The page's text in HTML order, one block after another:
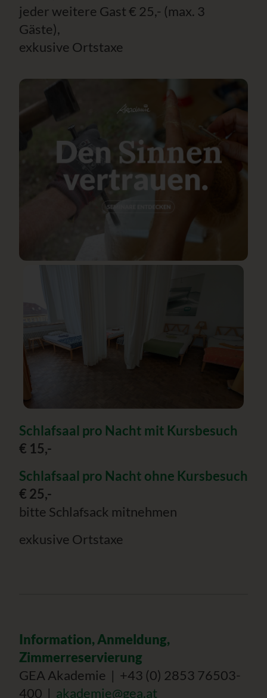
jeder weitere Gast € 25,- (max. 3
Gäste),
exkusive Ortstaxe
Schlafsaal pro Nacht mit Kursbesuch
€ 15,-
Schlafsaal pro Nacht ohne Kursbesuch
€ 25,-
bitte Schlafsack mitnehmen
exkusive Ortstaxe
Information, Anmeldung,
Zimmerreservierung
GEA Akademie | +43 (0) 2853 76503-
400 | akademie@gea.at